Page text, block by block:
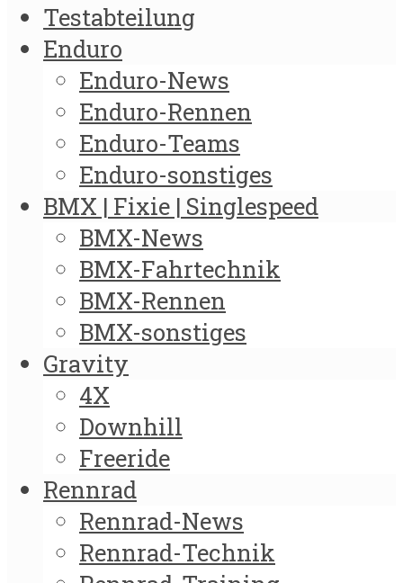
Testabteilung
Enduro
Enduro-News
Enduro-Rennen
Enduro-Teams
Enduro-sonstiges
BMX | Fixie | Singlespeed
BMX-News
BMX-Fahrtechnik
BMX-Rennen
BMX-sonstiges
Gravity
4X
Downhill
Freeride
Rennrad
Rennrad-News
Rennrad-Technik